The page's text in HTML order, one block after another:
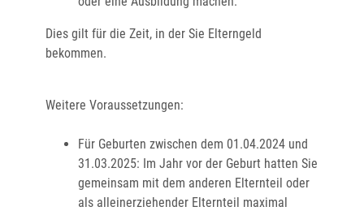
Dies gilt für die Zeit, in der Sie Elterngeld
bekommen.
Weitere Voraussetzungen:
Für Geburten zwischen dem 01.04.2024 und
31.03.2025: Im Jahr vor der Geburt hatten Sie
gemeinsam mit dem anderen Elternteil oder
als alleinerziehender Elternteil maximal